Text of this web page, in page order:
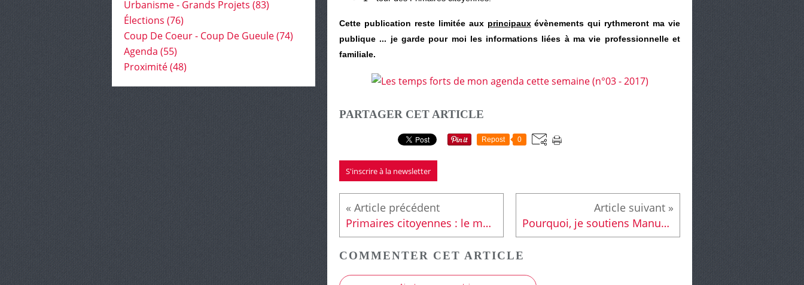
Cette publication reste limitée aux principauxévènements qui rythmeront ma vie
publique ... je garde pour moi les informations liées à ma vie professionnelle et
familiale.
PARTAGER CET ARTICLE
Repost 0
S'inscrire à la newsletter
Primaires citoyennes : le mode d'emploi pour la Sarthe Pourquoi, je soutiens Manuel VALLS ?
COMMENTER CET ARTICLE
Urbanisme - Grands Projets (83)
Élections (76)
Coup De Coeur - Coup De Gueule(74)
Agenda (55)
Proximité(48)